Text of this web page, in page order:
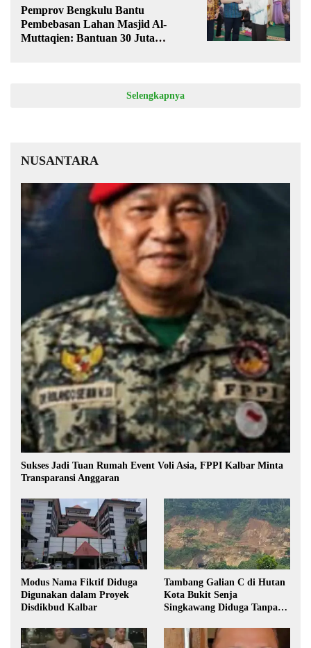
15/09/2024
Pemprov Bengkulu Bantu
Pembebasan Lahan Masjid Al-
Muttaqien: Bantuan 30 Juta
Selengkapnya
NUSANTARA
Sukses Jadi Tuan Rumah Event Voli Asia, FPPI Kalbar Minta
Transparansi Anggaran
Modus Nama Fiktif Diduga
Digunakan dalam Proyek
Disdikbud Kalbar
Tambang Galian C di Hutan
Kota Bukit Senja
Singkawang Diduga Tanpa